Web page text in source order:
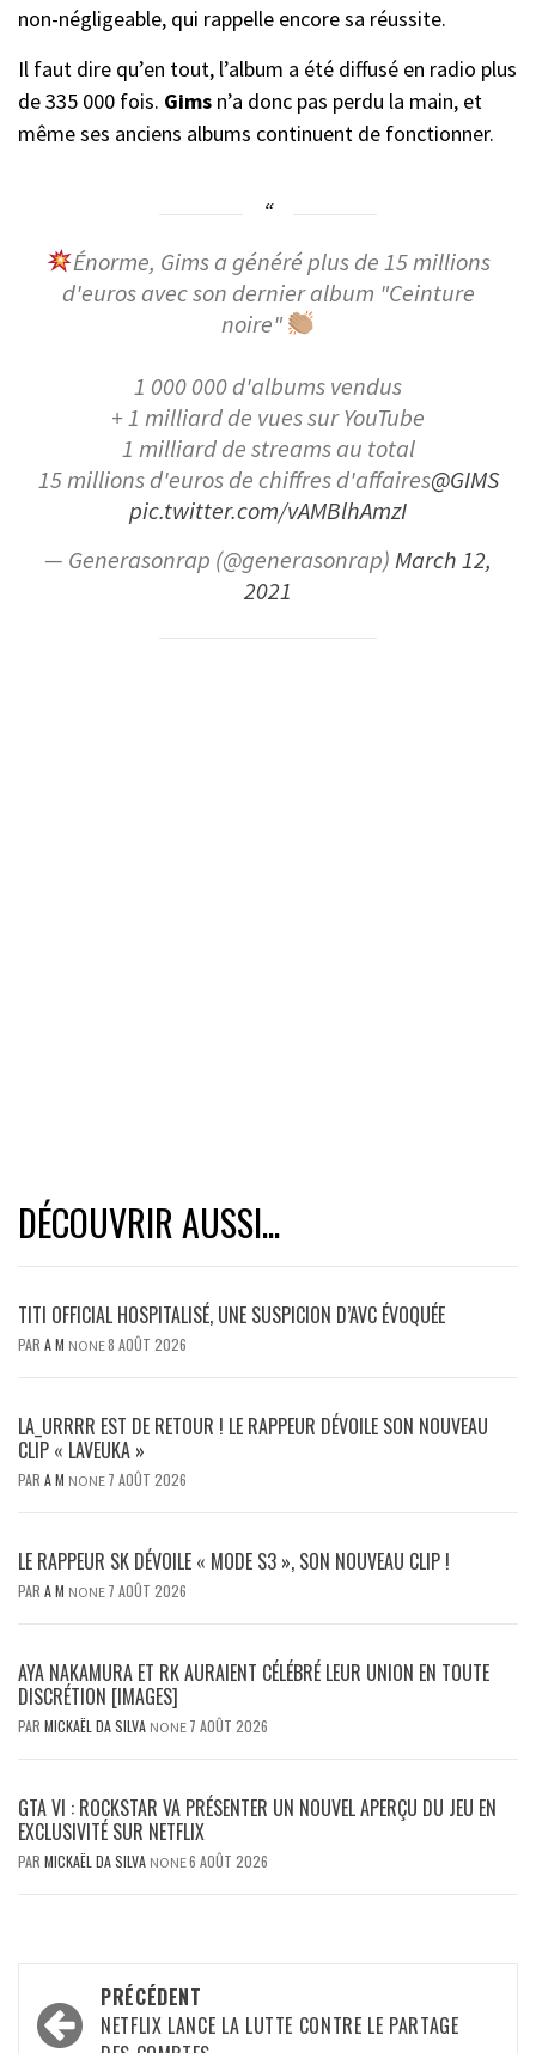
non-négligeable, qui rappelle encore sa réussite.
Il faut dire qu’en tout, l’album a été diffusé en radio plus
de 335 000 fois. Gims n’a donc pas perdu la main, et
même ses anciens albums continuent de fonctionner.
Énorme, Gims a généré plus de 15 millions
d'euros avec son dernier album "Ceinture
noire"
1 000 000 d'albums vendus
+ 1 milliard de vues sur YouTube
1 milliard de streams au total
15 millions d'euros de chiffres d'affaires@GIMS
pic.twitter.com/vAMBlhAmzI
— Generasonrap (@generasonrap)March 12,
2021
DÉCOUVRIR AUSSI...
TITI OFFICIAL HOSPITALISÉ, UNE SUSPICION D’AVC ÉVOQUÉE
PAR A M NONE8 AOÛT 2026
LA_URRRR EST DE RETOUR ! LE RAPPEUR DÉVOILE SON NOUVEAU
CLIP « LAVEUKA »
PAR A M NONE 7 AOÛT 2026
LE RAPPEUR SK DÉVOILE « MODE S3 », SON NOUVEAU CLIP !
PAR A M NONE 7 AOÛT 2026
AYA NAKAMURA ET RK AURAIENT CÉLÉBRÉ LEUR UNION EN TOUTE
DISCRÉTION [IMAGES]
PAR MICKAËL DA SILVA NONE 7 AOÛT 2026
GTA VI : ROCKSTAR VA PRÉSENTER UN NOUVEL APERÇU DU JEU EN
EXCLUSIVITÉ SUR NETFLIX
PAR MICKAËL DA SILVA NONE6 AOÛT 2026
Navigation
d’article
PRÉCÉDENT
NETFLIX LANCE LA LUTTE CONTRE LE PARTAGE